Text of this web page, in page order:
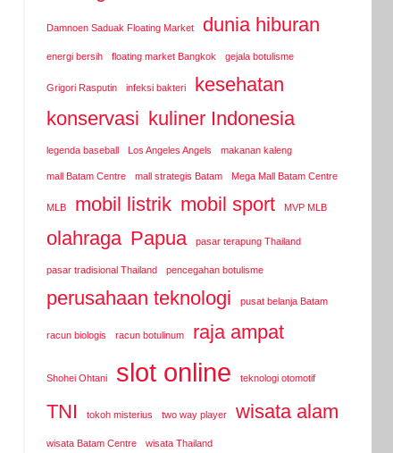
Damnoen Saduak Floating Market dunia hiburan
energi bersih floating market Bangkok gejala botulisme
Grigori Rasputin infeksi bakteri
kesehatan
konservasi kuliner Indonesia
legenda baseball Los Angeles Angels makanan kaleng
mall Batam Centre mall strategis Batam Mega Mall Batam Centre
MLB mobil listrik mobil sport MVP MLB
olahraga Papua pasar terapung Thailand
pasar tradisional Thailand pencegahan botulisme
perusahaan teknologi pusat belanja Batam
racun biologis racun botulinum raja ampat
Shohei Ohtani slot online teknologi otomotif
TNI tokoh misterius two way player wisata alam
wisata Batam Centre wisata Thailand